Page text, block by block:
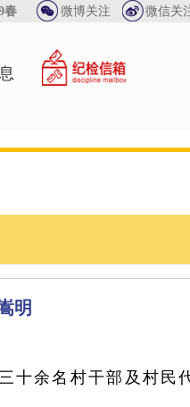
假公告 微博关注 微信关
明
余名村干部及村民